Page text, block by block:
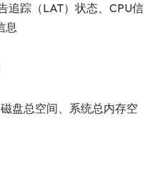
追踪（LAT）状态、CPU信
息
盘总空间、系统总内存空